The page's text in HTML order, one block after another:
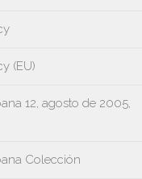
(EU)
12, agosto de 2005,
Colección